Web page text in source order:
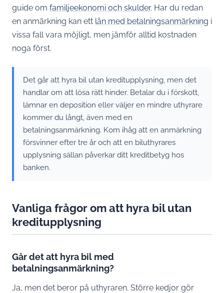
guide om familjeekonomi och skulder. Har du redan
en anmärkning kan ett lån med betalningsanmärkning i
vissa fall vara möjligt, men jämför alltid kostnaden
noga först.
Det går att hyra bil utan kreditupplysning, men det
handlar om att lösa rätt hinder. Betalar du i förskott,
lämnar en deposition eller väljer en mindre uthyrare
kommer du långt, även med en
betalningsanmärkning. Kom ihåg att en anmärkning
försvinner efter tre år och att en biluthyrares
upplysning sällan påverkar ditt kreditbetyg hos
banken.
Vanliga frågor om att hyra bil utan
kreditupplysning
Går det att hyra bil med
betalningsanmärkning?
Ja, men det beror på uthyraren. Större kedjor gör